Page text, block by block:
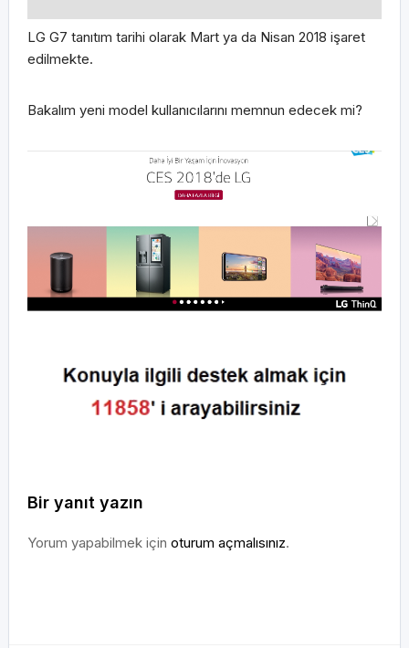
LG G7 tanıtım tarihi olarak Mart ya da Nisan 2018 işaret
edilmekte.
Bakalım yeni model kullanıcılarını memnun edecek mi?
Bir yanıt yazın
Yorum yapabilmek için oturum açmalısınız.